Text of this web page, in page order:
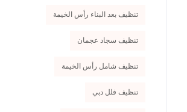
تنظيف بعد البناء رأس الخيمة
تنظيف سجاد عجمان
تنظيف شامل رأس الخيمة
تنظيف فلل دبي